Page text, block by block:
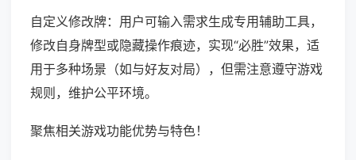
自定义修改牌：用户可输入需求生成专用辅助工具，
修改自身牌型或隐藏操作痕迹，实现“必胜”效果，适
用于多种场景（如与好友对局），但需注意遵守游戏
规则，维护公平环境。
聚焦相关游戏功能优势与特色！